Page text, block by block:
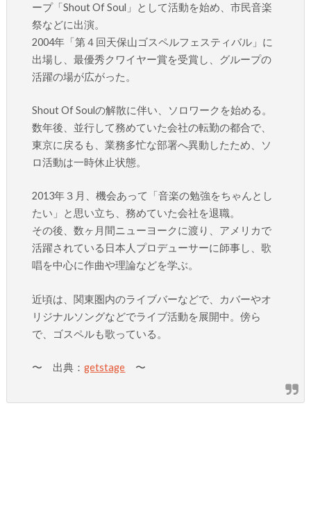
ープ「Shout Of Soul」として活動を始め、市民音楽
祭などに出演。
2004年「第４回天保山ゴスペルフェスティバル」に
出場し、最優秀クワイヤー賞を受賞し、グループの
活躍の場が広がった。
Shout Of Soulの解散に伴い、ソロワークを始める。
数年後、並行して務めていた会社の転勤の都合で、
東京に戻るも、業務多忙な部署へ異動したため、ソ
ロ活動は一時休止状態。
2013年３月、機会あって「音楽の勉強をちゃんとし
たい」と思い立ち、務めていた会社を退職。
その後、数ヶ月間ニューヨークに渡り、アメリカで
活躍されている日本人プロデューサーに師事し、歌
唱を中心に作曲や理論などを学ぶ。
近頃は、関東圏内のライブバーなどで、カバーやオ
リジナルソングなどでライブ活動を展開中。傍ら
で、ゴスペルも歌っている。
〜 出典：getstage 〜